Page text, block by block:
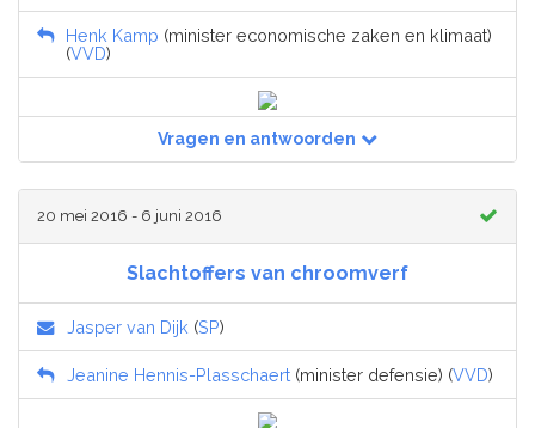
Henk Kamp (minister economische zaken en klimaat)
(VVD)
Vragen en antwoorden
20 mei 2016 - 6 juni 2016
Slachtoffers van chroomverf
Jasper van Dijk (SP)
Jeanine Hennis-Plasschaert (minister defensie) (VVD)